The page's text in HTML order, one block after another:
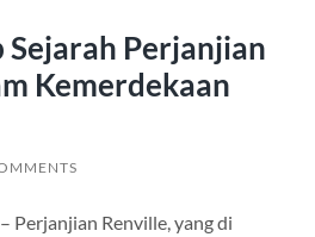
Sejarah Perjanjian
Kemerdekaan
Perjanjian Renville, yang di